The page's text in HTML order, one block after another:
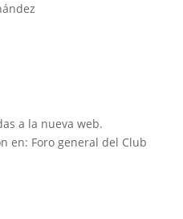
a la nueva web.
en: Foro general del Club